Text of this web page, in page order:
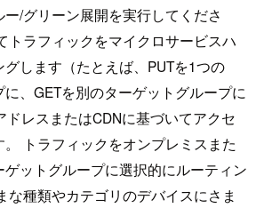
/グリーン展開を実行してくださ
トラフィックをマイクロサービスハ
します（たとえば、PUTを1つの
、GETを別のターゲットグループに
ドレスまたはCDNに基づいてアクセ
トラフィックをオンプレミスまた
ットグループに選択的にルーティン
な種類やカテゴリのデバイスにさま